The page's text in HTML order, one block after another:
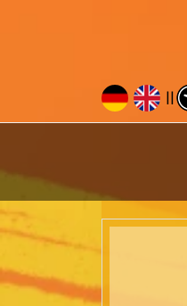
||